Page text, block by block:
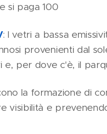
si paga 100
: I vetri a bassa
provenienti dal
e, per dove c'è, il
la formazione di
visibilità e